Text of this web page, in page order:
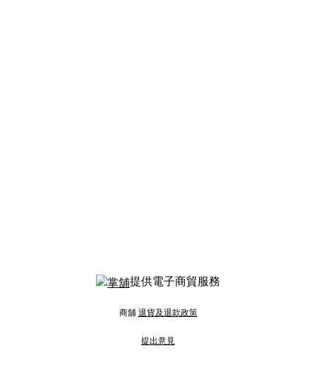
提供電子商貿服務
商舖 退貨及退款政策
提出意見